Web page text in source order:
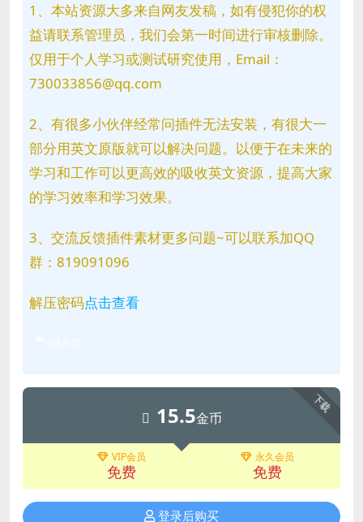
1、本站资源大多来自网友发稿，如有侵犯你的权
益请联系管理员，我们会第一时间进行审核删除。
仅用于个人学习或测试研究使用，Email：
730033856@qq.com
2、有很多小伙伴经常问插件无法安装，有很大一
部分用英文原版就可以解决问题。以便于在未来的
学习和工作可以更高效的吸收英文资源，提高大家
的学习效率和学习效果。
3、交流反馈插件素材更多问题~可以联系加QQ
群：819091096
解压密码点击查看
下载
15.5金币
VIP会员
免费
永久会员
免费
登录后购买